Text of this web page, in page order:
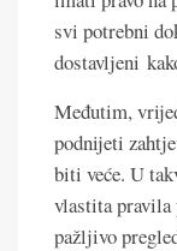
svi potrebni
dostavljeni
Međutim,
podnijeti
biti veće. U
vlastita pravila
pažljivo